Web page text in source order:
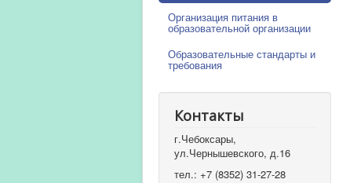
Организация питания в
образовательной организации
Образовательные стандарты и
требования
Контакты
г.Чебоксары,
ул.Чернышевского, д.16
тел.: +7 (8352) 31-27-28